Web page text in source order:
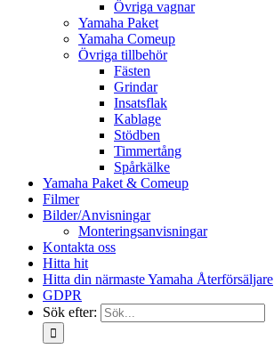
Övriga vagnar
Yamaha Paket
Yamaha Comeup
Övriga tillbehör
Fästen
Grindar
Insatsflak
Kablage
Stödben
Timmertång
Spårkälke
Yamaha Paket & Comeup
Filmer
Bilder/Anvisningar
Monteringsanvisningar
Kontakta oss
Hitta hit
Hitta din närmaste Yamaha Återförsäljare
GDPR
Sök efter: